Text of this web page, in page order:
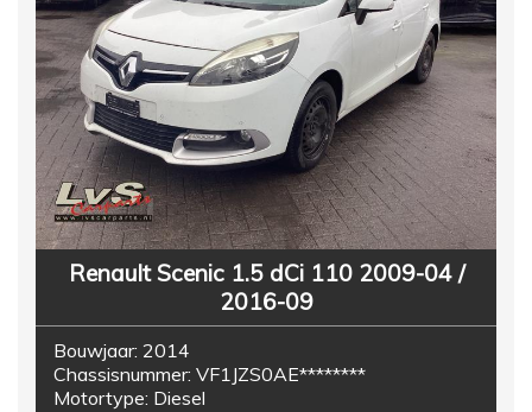
Renault Scenic 1.5 dCi 110 2009-04 /
2016-09
Bouwjaar: 2014
Chassisnummer: VF1JZS0AE********
Motortype: Diesel